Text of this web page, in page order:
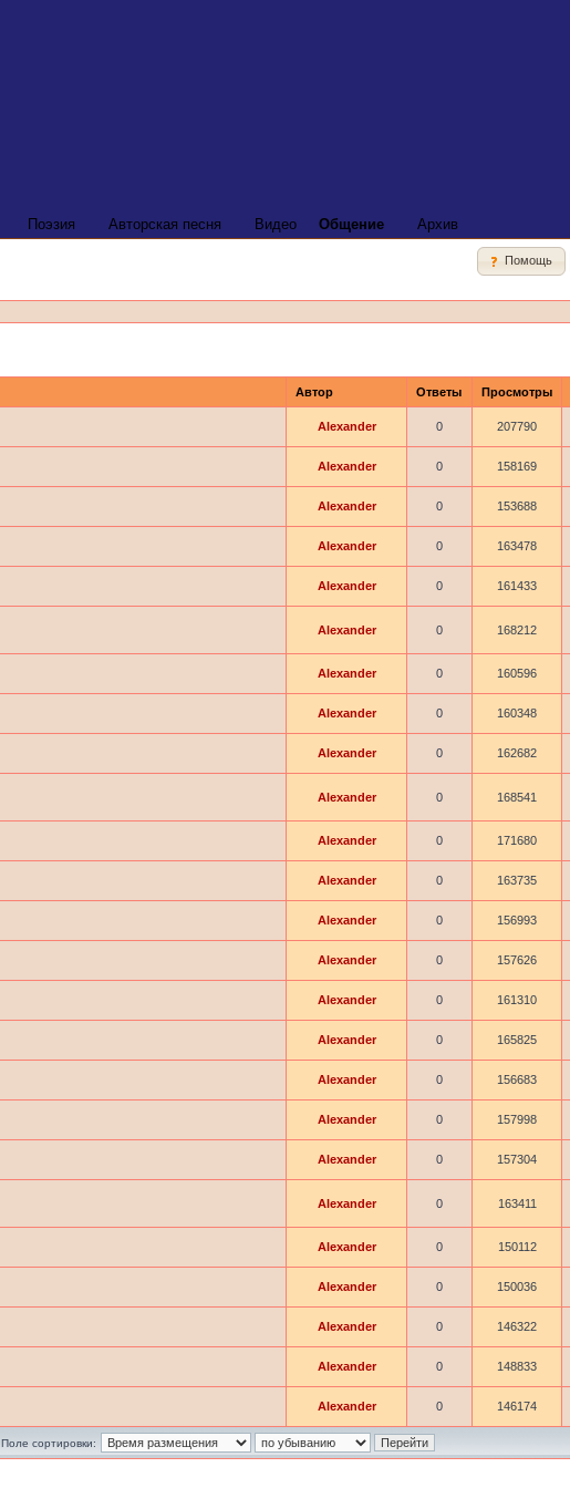
Поэзия Авторская песня Видео Общение Архив
Помощь
Автор Ответы Просмотры
Alexander 0 207790
Alexander 0 158169
Alexander 0 153688
Alexander 0 163478
Alexander 0 161433
Alexander 0 168212
Alexander 0 160596
Alexander 0 160348
Alexander 0 162682
Alexander 0 168541
Alexander 0 171680
Alexander 0 163735
Alexander 0 156993
Alexander 0 157626
Alexander 0 161310
Alexander 0 165825
Alexander 0 156683
Alexander 0 157998
Alexander 0 157304
Alexander 0 163411
Alexander 0 150112
Alexander 0 150036
Alexander 0 146322
Alexander 0 148833
Alexander 0 146174
Поле сортировки: